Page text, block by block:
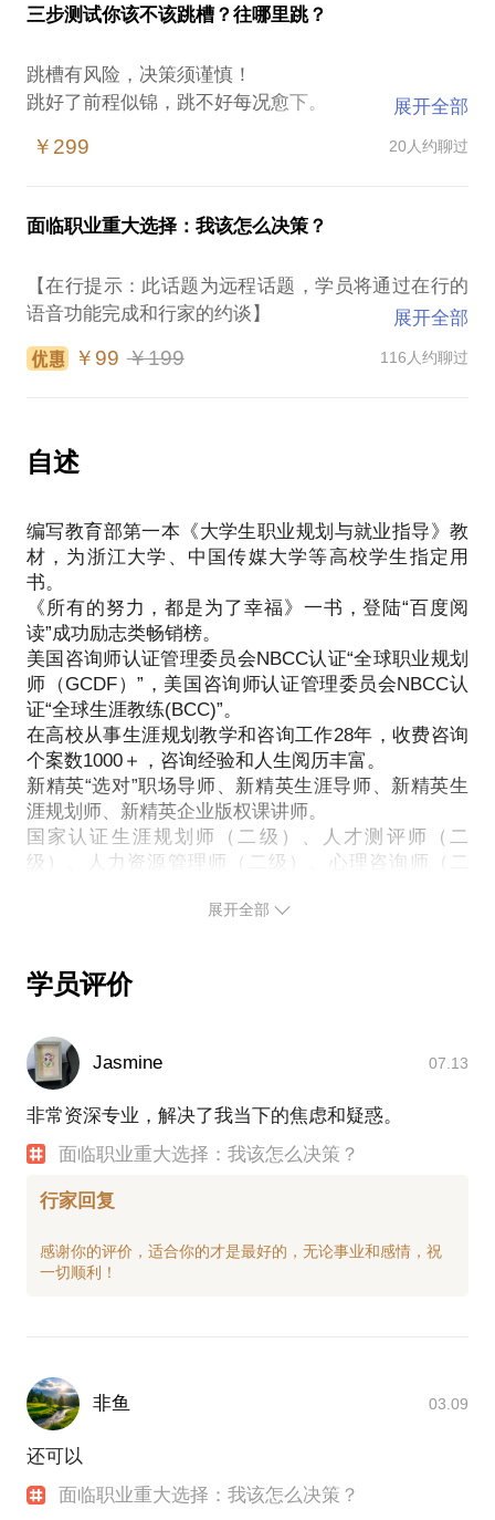
考研和就业这条道路的实现概率，来看一看实现的现
格，确定未来价值最大化的选择。最终，使用独门绝
技，帮你找到最佳的选择，做出正确决策。人生的道
路很漫长，但紧要处往往只有几步，特别是人年轻的
时候。——柳青考研还是就业？就是其中一步！
感觉很迷茫，不知道自己喜欢和擅长做什么，未来的
往哪里跳；得到了一些外在的升职和加薪，但内心总
是感到空虚，感觉像费力爬上了梯子，却搭错了墙，
自己到底想要的是什么，越来越糊涂；忙碌碌没成
学，考了很多证，工作也很卖力，为什么总是无法升
己真正热爱的领域，也不知道自己到底擅长什么，有
哪些核心竞争力，我到底该怎么办；盲乱乱没动力？
每天盲目地做着老板交待的任务，不清楚自己的发展
方向究竟在哪里？工作只是赚钱养家，没有激情，没
心情；茫，忙，盲，是状态！厌倦，焦虑，失落，是
情绪！背后的原因只有一个，你没有找到适合你的工
你：系统透彻地认识、梳理自己，深入探索自己的动
力源泉——兴趣、价值观、需求、愿景和使命，识别
自己的核心优势与商业价值；通过调研和访谈，全面
深入地了解心仪的行业、职业和企业，未来的趋势及
可行的发展路径；量身定制最适合你的职业发展方
向、目标与路径规划，制定可落地的行动计划。职业
定位不对，百般努力白费！选对职业定位，职业收益
翻倍！
男怕入错行，女怕嫁错郎！运用测评和咨询，帮你选
三步测试你该不该跳槽？往哪里跳？
跳槽有风险，决策须谨慎！
跳好了前程似锦，跳不好每况愈下。
什么情况下不该跳槽？
然该不该跳槽。
同时，为你提供跳槽的方向指导，让你知道职业的三
好的跳槽，一定是跳高，是更大的发展。
500＋的个案咨询经验，25年的职场丰富经历，心理
咨询师的背景，相信一定能够帮助你做出正确决策，
展开全部
￥299 20人约聊过
面临职业重大选择：我该怎么决策？
【在行提示：此话题为远程话题，学员将通过在行的
语音功能完成和行家的约谈】
决，正在纠结摇摆中，感到异常焦虑......
你知道选择的依据是什么吗？
你了解自己的决策风格吗？
本质上，决策取决于你的价值观排序。
我将：
通过价值观测评和解读，让你清晰看到内心真正想要
的价值，看到自己的期待，明确决策方向；
还将为你提供实用落地的决策工具，手把手操练一
遍，科学理性决策；
还将为你提供决策风格的测评和解读，让你了解自己
的决策风格，增加你对自己决策风格的洞察；
还将通过分析反聩，帮助你看到自己决策犹豫中的非
合理信念，破除纠结，消解焦虑，避免后悔；
最终，使用独创的三个方法帮你找到最佳的选择，做
以终为始法
叩问内心法
丰富的人生决策经验和科学的决策工具，将助力你做
出一个正确的不后悔的职业选择！让人生光明顺遂，
不走弯路！
人生的道路很漫长，但紧要处往往只有几步，特别是
典老师助教。
编写教育部第一本大学生职业生涯规划教材，为浙江
大学、中国传媒大学等十几所高校学生指定用书。
阅读成功励志类畅销榜。
展开全部
￥99 ￥199 116人约聊过
自述
编写教育部第一本《大学生职业规划与就业指导》教
材，为浙江大学、中国传媒大学等高校学生指定用
书。
《所有的努力，都是为了幸福》一书，登陆“百度阅
读”成功励志类畅销榜。
美国咨询师认证管理委员会NBCC认证“全球职业规划
师（GCDF）”，美国咨询师认证管理委员会NBCC认
证“全球生涯教练(BCC)”。
在高校从事生涯规划教学和咨询工作28年，收费咨询
个案数1000＋，咨询经验和人生阅历丰富。
新精英“选对”职场导师、新精英生涯导师、新精英生
涯规划师、新精英企业版权课讲师。
国家认证生涯规划师（二级）、人才测评师（二
级）、人力资源管理师（二级）、心理咨询师（二
展开全部
学员评价
Jasmine 07.13
非常资深专业，解决了我当下的焦虑和疑惑。
面临职业重大选择：我该怎么决策？
行家回复
感谢你的评价，适合你的才是最好的，无论事业和感情，祝
非鱼 03.09
还可以
面临职业重大选择：我该怎么决策？